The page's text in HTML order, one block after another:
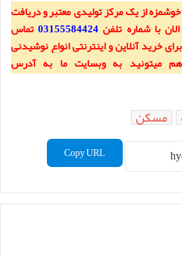
از یک مرکز تولیدی معتبر و دریافت
با شماره تلفن 03155584424تماس
خرید آنلاین و اینترنتی انواع نوشیدنی
میتونید به وبسایت ما به آدرس
مسکن
Copy URL